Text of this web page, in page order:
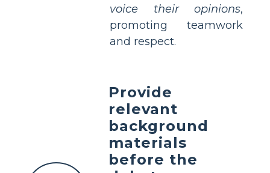
voice their opinions,
promoting teamwork
and respect.
Provide
relevant
background
materials
before the